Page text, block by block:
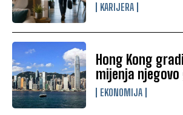
KARIJERA
Hong Kong
mijenja
EKONOMIJA